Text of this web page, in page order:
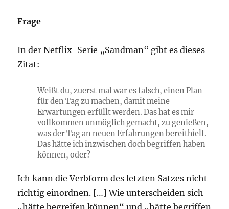
Frage
In der Netflix-Serie „Sandman“ gibt es dieses
Zitat:
Weißt du, zuerst mal war es falsch, einen Plan
für den Tag zu machen, damit meine
Erwartungen erfüllt werden. Das hat es mir
vollkommen unmöglich gemacht, zu genießen,
was der Tag an neuen Erfahrungen bereithielt.
Das hätte ich inzwischen doch begriffen haben
können, oder?
Ich kann die Verbform des letzten Satzes nicht
richtig einordnen. […] Wie unterscheiden sich
„hätte begreifen können“ und „hätte begriffen